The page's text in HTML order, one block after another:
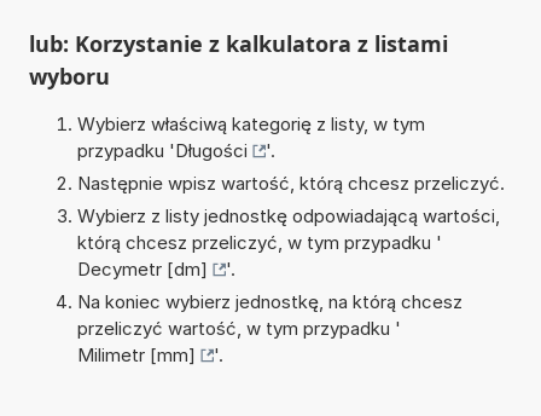
lub: Korzystanie z kalkulatora z listami
wyboru
Wybierz właściwą kategorię z listy, w tym
przypadku 'Długości
'.
Następnie wpisz wartość, którą chcesz przeliczyć.
Wybierz z listy jednostkę odpowiadającą wartości,
którą chcesz przeliczyć, w tym przypadku '
Decymetr [dm]
'.
Na koniec wybierz jednostkę, na którą chcesz
przeliczyć wartość, w tym przypadku '
Milimetr [mm]
'.